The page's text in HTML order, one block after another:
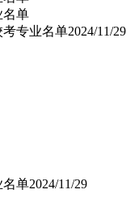
考专业名单2024/11/29
名单2024/11/29